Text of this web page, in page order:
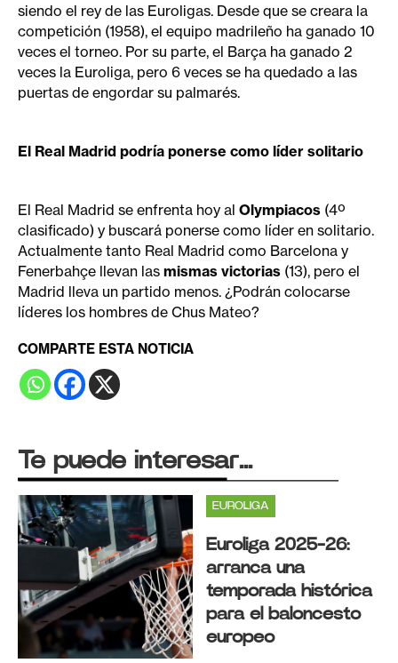
siendo el rey de las Euroligas. Desde que se creara la
competición (1958), el equipo madrileño ha ganado 10
veces el torneo. Por su parte, el Barça ha ganado 2
veces la Euroliga, pero 6 veces se ha quedado a las
puertas de engordar su palmarés.
El Real Madrid podría ponerse como líder solitario
El Real Madrid se enfrenta hoy al Olympiacos (4º
clasificado) y buscará ponerse como líder en solitario.
Actualmente tanto Real Madrid como Barcelona y
Fenerbahçe llevan las mismas victorias (13), pero el
Madrid lleva un partido menos. ¿Podrán colocarse
líderes los hombres de Chus Mateo?
COMPARTE ESTA NOTICIA
Te puede interesar...
EUROLIGA
Euroliga 2025-26:
arranca una
temporada histórica
para el baloncesto
europeo